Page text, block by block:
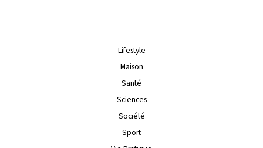
Lifestyle
Maison
Santé
Sciences
Société
Sport